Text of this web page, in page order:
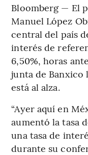
Bloomberg — El
Manuel López
central del país
interés de
6,50%, horas
junta de Banxico
está al alza.
“Ayer aquí en
aumentó la tasa
una tasa de
durante su